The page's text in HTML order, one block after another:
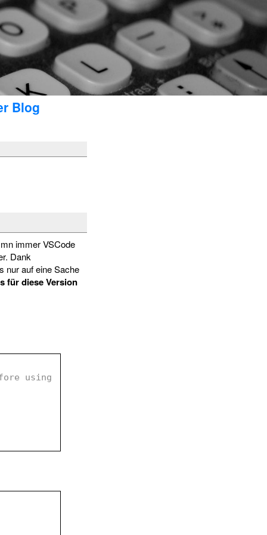
Blog
immer VSCode
Dank
nur auf eine Sache
für diese Version
using